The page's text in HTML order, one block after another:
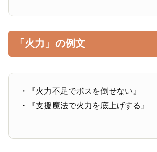
「火力」の例文
・『火力不足でボスを倒せない』
・『支援魔法で火力を底上げする』